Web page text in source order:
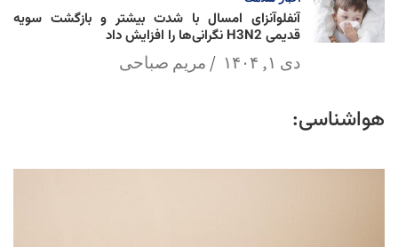
آنفلوآنزای امسال با شدت بیشتر و بازگشت سویه
قدیمی H3N2 نگرانی‌ها را افزایش داد
دی ۱, ۱۴۰۴ مریم صباحی
هواشناسی: